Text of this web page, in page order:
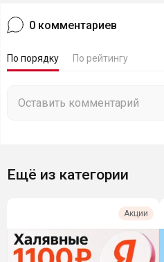
0 комментариев
По порядку По рейтингу
Ещё из категории
Акции